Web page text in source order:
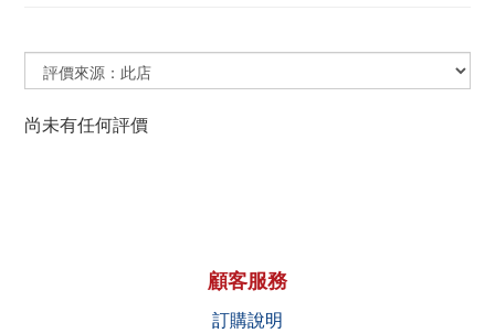
尚未有任何評價
顧客服務
訂購說明